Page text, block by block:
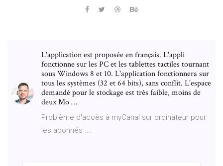
L'application est proposée en français. L'appli
fonctionne sur les PC et les tablettes tactiles tournant
sous Windows 8 et 10. L'application fonctionnera sur
tous les systèmes (32 et 64 bits), sans conflit. L'espace
demandé pour le stockage est très faible, moins de
deux Mo …
Problème d'accès à myCanal sur ordinateur pour
les abonnés ...